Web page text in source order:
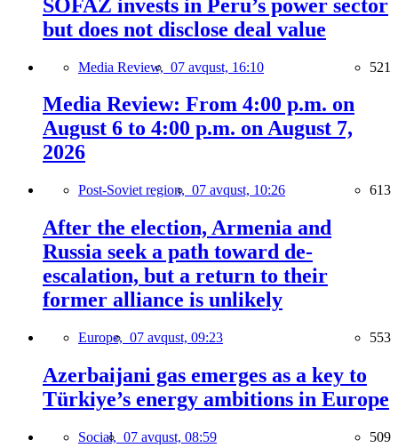
SOFAZ invests in Peru’s power sector
but does not disclose deal value
Media Review, 07 avqust, 16:10 521
Media Review: From 4:00 p.m. on
August 6 to 4:00 p.m. on August 7,
2026
Post-Soviet region, 07 avqust, 10:26 613
After the election, Armenia and
Russia seek a path toward de-
escalation, but a return to their
former alliance is unlikely
Europe, 07 avqust, 09:23 553
Azerbaijani gas emerges as a key to
Türkiye’s energy ambitions in Europe
Social, 07 avqust, 08:59 509